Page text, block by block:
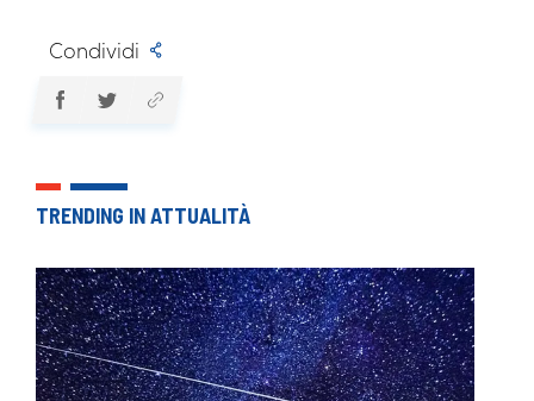
Condividi
TRENDING IN ATTUALITÀ